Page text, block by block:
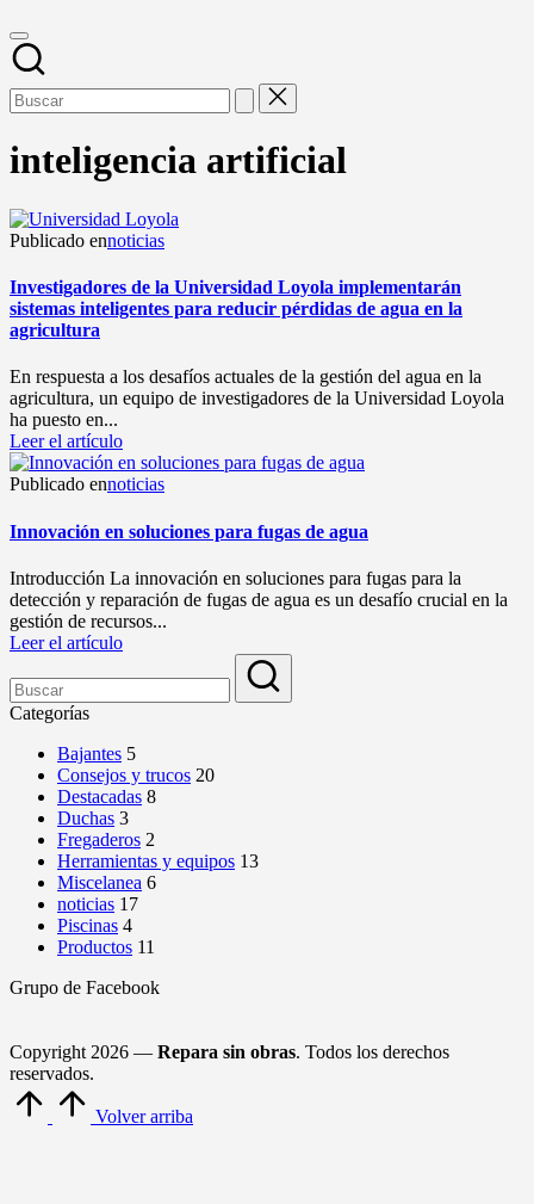
inteligencia artificial
Publicado ennoticias
Investigadores de la Universidad Loyola implementarán
sistemas inteligentes para reducir pérdidas de agua en la
agricultura
En respuesta a los desafíos actuales de la gestión del agua en la
agricultura, un equipo de investigadores de la Universidad Loyola
ha puesto en...
Leer el artículo
Publicado ennoticias
Innovación en soluciones para fugas de agua
Introducción La innovación en soluciones para fugas para la
detección y reparación de fugas de agua es un desafío crucial en la
gestión de recursos...
Leer el artículo
Categorías
Bajantes 5
Consejos y trucos 20
Destacadas 8
Duchas 3
Fregaderos 2
Herramientas y equipos 13
Miscelanea 6
noticias 17
Piscinas 4
Productos 11
Grupo de Facebook
Copyright 2026 — Repara sin obras. Todos los derechos
reservados.
Volver arriba